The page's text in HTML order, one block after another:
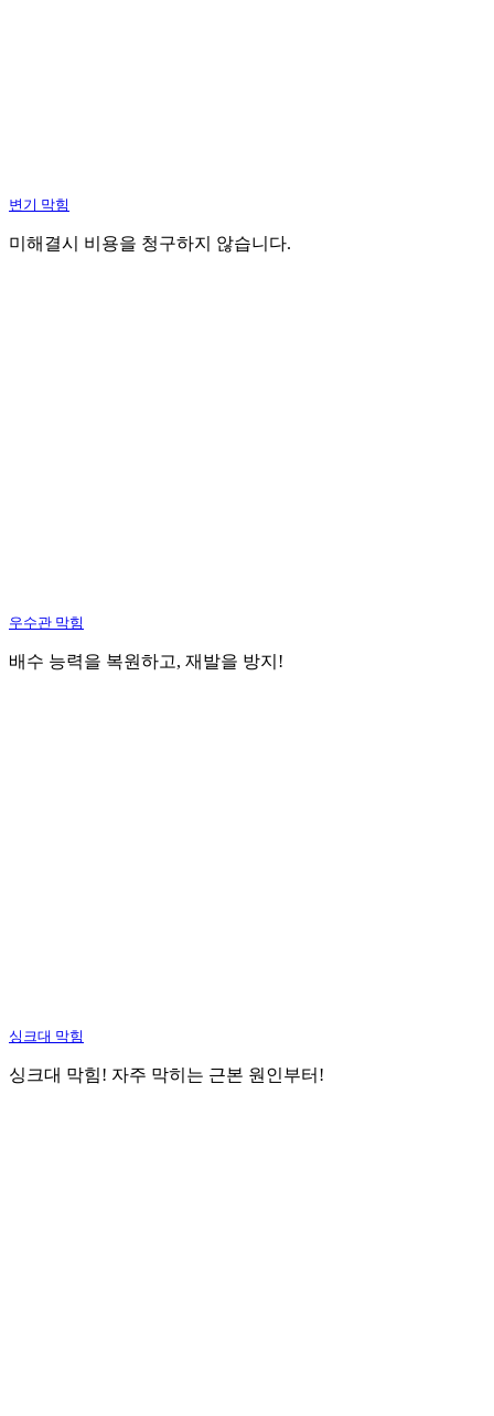
변기 막힘
미해결시 비용을 청구하지 않습니다.
우수관 막힘
배수 능력을 복원하고, 재발을 방지!
싱크대 막힘
싱크대 막힘! 자주 막히는 근본 원인부터!